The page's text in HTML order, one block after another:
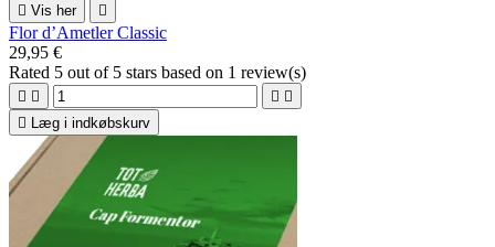
 Vis her 
Flor d’Ametler Classic
29,95 €
Rated 5 out of 5 stars based on 1 review(s)
   

Læg i indkøbskurv